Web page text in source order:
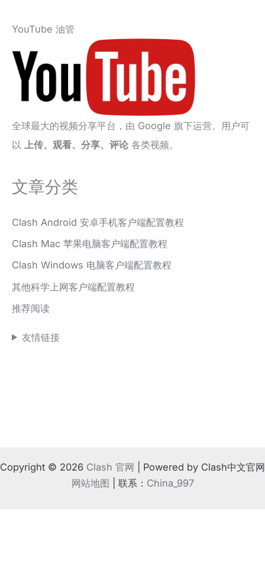
YouTube 油管
全球最大的视频分享平台，由 Google 旗下运营。用户可
以
上传、观看、分享、评论 各类视频。
文章分类
Clash Android 安卓手机客户端配置教程
Clash Mac 苹果电脑客户端配置教程
Clash Windows 电脑客户端配置教程
其他科学上网客户端配置教程
推荐阅读
友情链接
Copyright © 2026 Clash 官网 | Powered by Clash中文官网
网站地图 | 联系： China_997